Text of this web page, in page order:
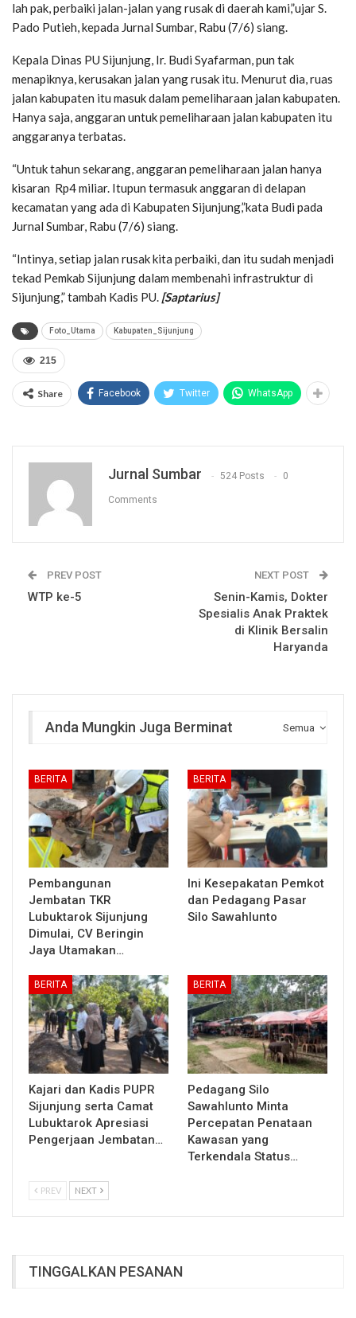
lah pak, perbaiki jalan-jalan yang rusak di daerah kami,”ujar S.
Pado Putieh, kepada Jurnal Sumbar, Rabu (7/6) siang.
Kepala Dinas PU Sijunjung, Ir. Budi Syafarman, pun tak
menapiknya, kerusakan jalan yang rusak itu. Menurut dia, ruas
jalan kabupaten itu masuk dalam pemeliharaan jalan kabupaten.
Hanya saja, anggaran untuk pemeliharaan jalan kabupaten itu
anggaranya terbatas.
“Untuk tahun sekarang, anggaran pemeliharaan jalan hanya
kisaran Rp4 miliar. Itupun termasuk anggaran di delapan
kecamatan yang ada di Kabupaten Sijunjung,”kata Budi pada
Jurnal Sumbar, Rabu (7/6) siang.
“Intinya, setiap jalan rusak kita perbaiki, dan itu sudah menjadi
tekad Pemkab Sijunjung dalam membenahi infrastruktur di
Sijunjung,” tambah Kadis PU. [Saptarius]
Foto_Utama Kabupaten_Sijunjung
215
Share Facebook Twitter WhatsApp
Jurnal Sumbar 524 Posts 0
Comments
PREV POST
WTP ke-5
NEXT POST
Senin-Kamis, Dokter
Spesialis Anak Praktek
di Klinik Bersalin
Haryanda
Semua
Anda Mungkin Juga Berminat
BERITA
Pembangunan
Jembatan TKR
Lubuktarok Sijunjung
Dimulai, CV Beringin
Jaya Utamakan…
BERITA
Ini Kesepakatan Pemkot
dan Pedagang Pasar
Silo Sawahlunto
BERITA
Kajari dan Kadis PUPR
Sijunjung serta Camat
Lubuktarok Apresiasi
Pengerjaan Jembatan…
BERITA
Pedagang Silo
Sawahlunto Minta
Percepatan Penataan
Kawasan yang
Terkendala Status…
PREV NEXT
TINGGALKAN PESANAN